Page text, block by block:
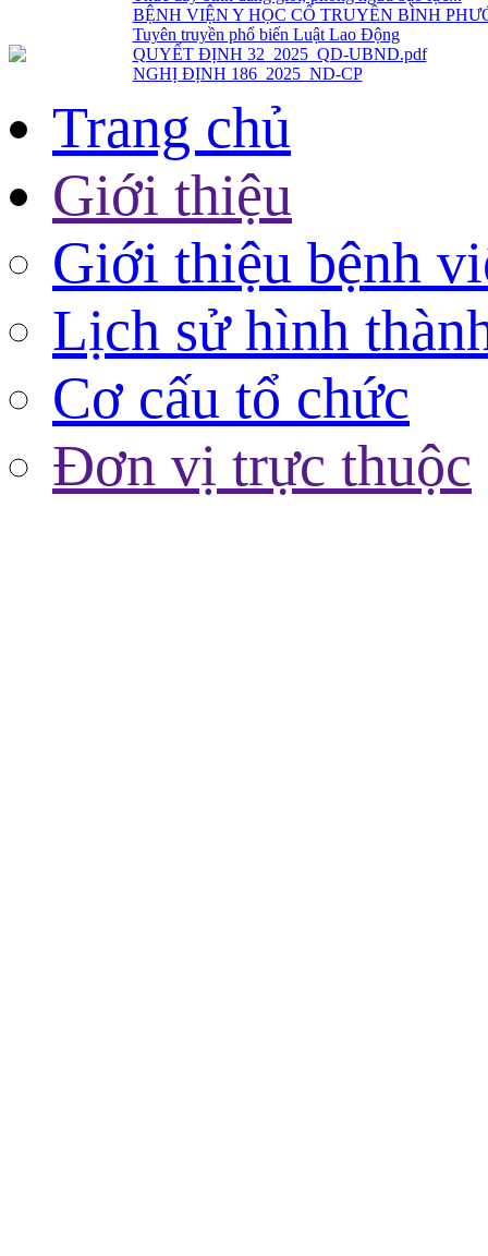
Trang chủ
Giới thiệu
Giới thiệu bệnh
Lịch sử hình
Cơ cấu tổ chức
Đơn vị trực thuộc
QUYẾT ĐỊNH 32_2025_QD-UBND.pdf
NGHỊ ĐỊNH 186_2025_ND-CP